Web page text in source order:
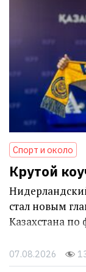
Спорт и около
Крутой
стал новым
Казахстана по
07.08.2026